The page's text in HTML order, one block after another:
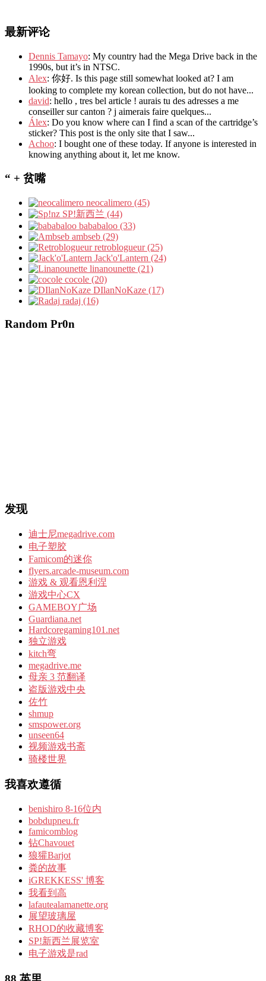
最新评论
Dennis Tamayo: My country had the Mega Drive back in the
1990s, but it’s in NTSC.
Alex: 你好. Is this page still somewhat looked at? I am
looking to complete my korean collection, but do not have...
david: hello , tres bel article ! aurais tu des adresses a me
conseiller sur canton ? j aimerais faire quelques...
Álex: Do you know where can I find a scan of the cartridge’s
sticker? This post is the only site that I saw...
Achoo: I bought one of these today. If anyone is interested in
knowing anything about it, let me know.
“ + 贫嘴
neocalimero (45)
SP!新西兰 (44)
bababaloo (33)
ambseb (29)
retroblogueur (25)
Jack'o'Lantern (24)
linanounette (21)
cocole (20)
DIlanNoKaze (17)
radaj (16)
Random Pr0n
发现
迪士尼megadrive.com
电子塑胶
Famicom的迷你
flyers.arcade-museum.com
游戏 & 观看恩利涅
游戏中心CX
GAMEBOY广场
Guardiana.net
Hardcoregaming101.net
独立游戏
kitch弯
megadrive.me
母亲 3 范翻译
盗版游戏中央
佐竹
shmup
smspower.org
unseen64
视频游戏书斋
骑楼世界
我喜欢遵循
benishiro 8-16位内
bobdupneu.fr
famicomblog
钻Chavouet
狼獾Barjot
粪的故事
iGREKKESS' 博客
我看到高
lafautealamanette.org
展望玻璃屋
RHOD的收藏博客
SP!新西兰展览室
电子游戏是rad